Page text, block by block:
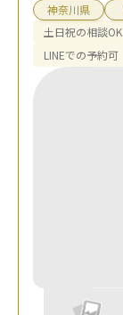
神奈川県
土日祝の相談OK
LINEでの予約可